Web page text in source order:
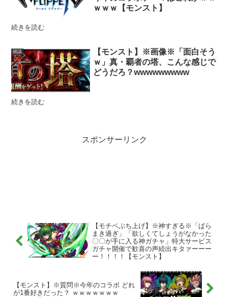
ｗｗｗ【モンスト】
続きを読む
雑談
【モンスト】※画像※「面白そう
ｗ」真・覇者の塔、こんな感じで
どうだろ？wwwwwwwww
続きを読む
スポンサーリンク
【モチベぶち上げ】※神すぎる※「ばら
まき過ぎ」「欲しくてしょうがなかった
〇〇が手に入る神ガチャ」特大サービス
ガチャ開催で歓喜の声続出キタァーーー
ー！！！！【モンスト】
【モンスト】※質問※今年のコラボ どれ
が1番好きだった？ ｗｗｗｗｗｗｗ